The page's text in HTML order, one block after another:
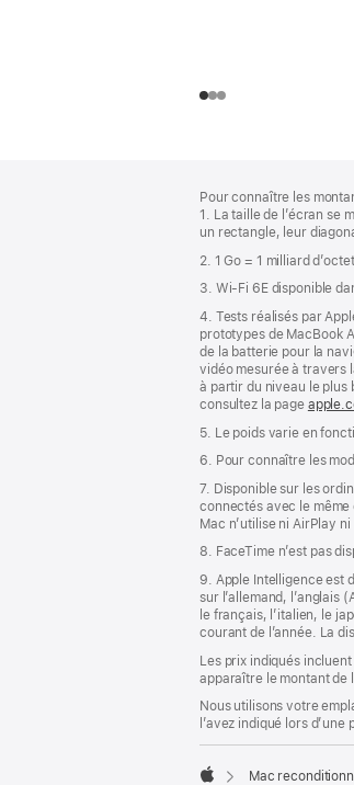
de
page
de
bas
page
Pour connaître les
1. La taille de l’écran se
un rectangle, leur
2. 1 Go = 1 milliard
3. Wi-Fi 6E disponible
4. Tests réalisés par
prototypes de MacBook
de la batterie pour la
vidéo mesurée à travers
à partir du niveau le plus
consultez la page
5. Le poids varie en
6. Pour connaître les
7. Disponible sur les
connectés avec le même
Mac n’utilise ni AirPlay
8. FaceTime n’est pas
9. Apple Intelligence est
sur l’allemand, l’anglais
le français, l’italien, le
courant de l’année. La
Les prix indiqués
apparaître le montant de
Nous utilisons votre
l’avez indiqué lors
Mac